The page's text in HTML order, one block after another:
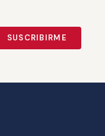
SUSCRIBIRME